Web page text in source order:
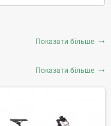
Показати більше trending_flat
Показати більше trending_flat